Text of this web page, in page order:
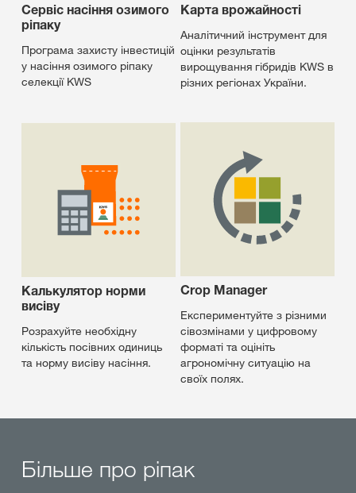
Сервіс насіння озимого
ріпаку
Програма захисту інвестицій
у насіння озимого ріпаку
селекції KWS
Карта врожайності
Аналітичний інструмент для
оцінки результатів
вирощування гібридів KWS в
різних регіонах України.
Калькулятор норми
висіву
Розрахуйте необхідну
кількість посівних одиниць
та норму висіву насіння.
Crop Manager
Експериментуйте з різними
сівозмінами у цифровому
форматі та оцініть
агрономічну ситуацію на
своїх полях.
Більше про ріпак